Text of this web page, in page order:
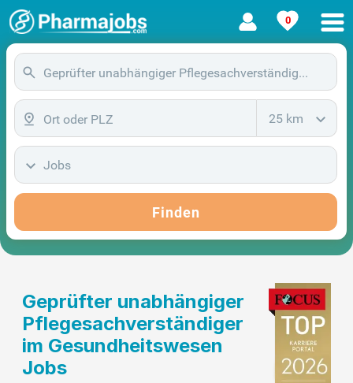
0
25 km
Jobs
Finden
Geprüfter unabhängiger
Pflegesachverständiger
im Gesundheitswesen
Jobs